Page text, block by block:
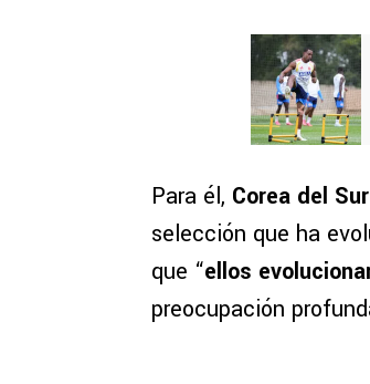
Para él, Corea del
selección que ha
que “ellos
preocupación